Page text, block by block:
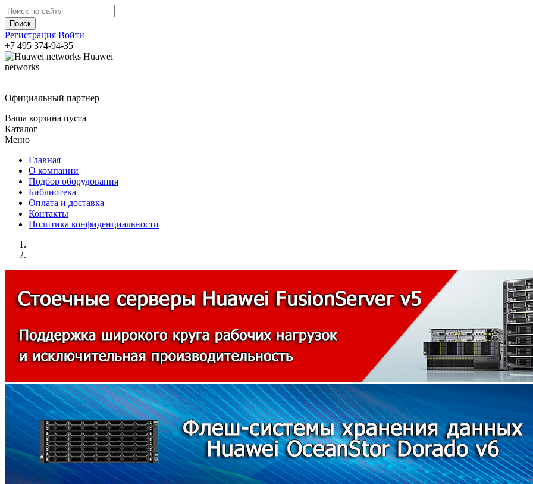
Регистрация Войти
+7 495 374-94-35
Huawei
networks
Официальный партнер
Ваша корзина пуста
Каталог
Меню
Главная
О компании
Подбор оборудования
Библиотека
Оплата и доставка
Контакты
Политика конфиденциальности